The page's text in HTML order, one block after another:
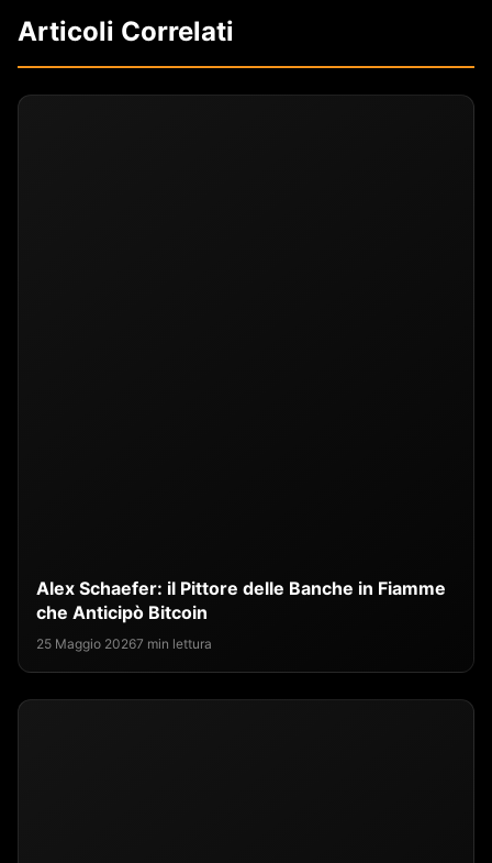
Articoli Correlati
Alex Schaefer: il Pittore delle Banche in Fiamme
che Anticipò Bitcoin
25 Maggio 20267 min lettura